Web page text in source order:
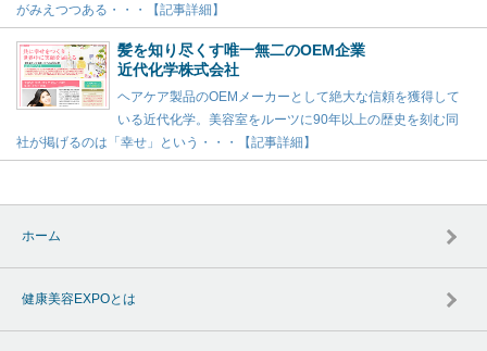
がみえつつある・・・【記事詳細】
髪を知り尽くす唯一無二のOEM企業
近代化学株式会社
ヘアケア製品のOEMメーカーとして絶大な信頼を獲得して
いる近代化学。美容室をルーツに90年以上の歴史を刻む同
社が掲げるのは「幸せ」という・・・【記事詳細】
ホーム
健康美容EXPOとは